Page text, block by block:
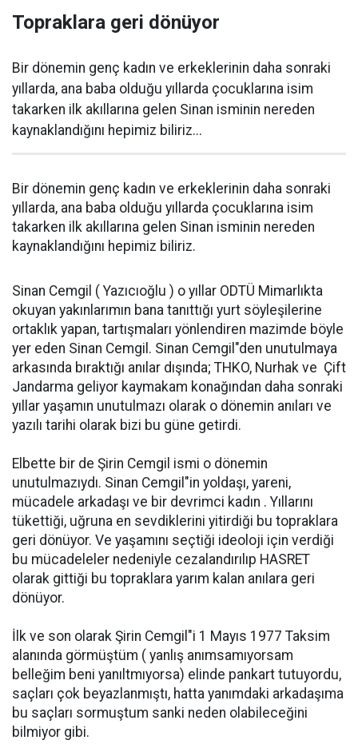
Topraklara geri dönüyor
Bir dönemin genç kadın ve erkeklerinin daha sonraki
yıllarda, ana baba olduğu yıllarda çocuklarına isim
takarken ilk akıllarına gelen Sinan isminin nereden
kaynaklandığını hepimiz biliriz...
Bir dönemin genç kadın ve erkeklerinin daha sonraki
yıllarda, ana baba olduğu yıllarda çocuklarına isim
takarken ilk akıllarına gelen Sinan isminin nereden
kaynaklandığını hepimiz biliriz.
Sinan Cemgil ( Yazıcıoğlu ) o yıllar ODTÜ Mimarlıkta
okuyan yakınlarımın bana tanıttığı yurt söyleşilerine
ortaklık yapan, tartışmaları yönlendiren mazimde böyle
yer eden Sinan Cemgil. Sinan Cemgil"den unutulmaya
arkasında bıraktığı anılar dışında; THKO, Nurhak ve  Çift
Jandarma geliyor kaymakam konağından daha sonraki
yıllar yaşamın unutulmazı olarak o dönemin anıları ve
yazılı tarihi olarak bizi bu güne getirdi.
Elbette bir de Şirin Cemgil ismi o dönemin
unutulmazıydı. Sinan Cemgil"in yoldaşı, yareni,
mücadele arkadaşı ve bir devrimci kadın . Yıllarını
tükettiği, uğruna en sevdiklerini yitirdiği bu topraklara
geri dönüyor. Ve yaşamını seçtiği ideoloji için verdiği
bu mücadeleler nedeniyle cezalandırılıp HASRET
olarak gittiği bu topraklara yarım kalan anılara geri
dönüyor.
İlk ve son olarak Şirin Cemgil"i 1 Mayıs 1977 Taksim
alanında görmüştüm ( yanlış anımsamıyorsam
belleğim beni yanıltmıyorsa) elinde pankart tutuyordu,
saçları çok beyazlanmıştı, hatta yanımdaki arkadaşıma
bu saçları sormuştum sanki neden olabileceğini
bilmiyor gibi.